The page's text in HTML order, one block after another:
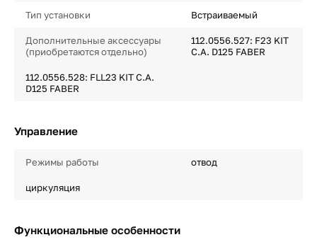
Тип установки Встраиваемый
Дополнительные аксессуары
(приобретаются отдельно)
112.0556.527: F23 KIT
C.A. D125 FABER
112.0556.528: FLL23 KIT C.A.
D125 FABER
Управление
Режимы работы отвод
циркуляция
Функциональные особенности